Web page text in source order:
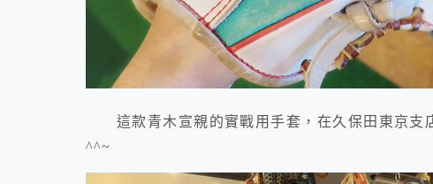
這款青木宣親的實戰用手套，在久保田東京支
^^~